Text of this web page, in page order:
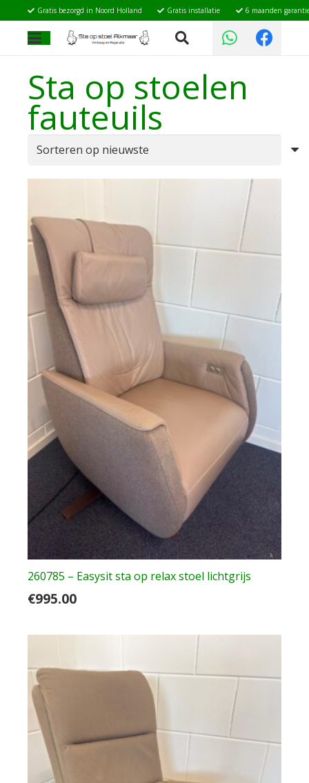
Gratis bezorgd in Noord Holland Gratis installatie 6 maanden
Sta op stoelen
fauteuils
260785 – Easysit sta op relax stoel lichtgrijs
€995.00